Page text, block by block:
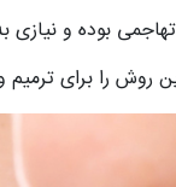
بوده و نیازی
روش را برای